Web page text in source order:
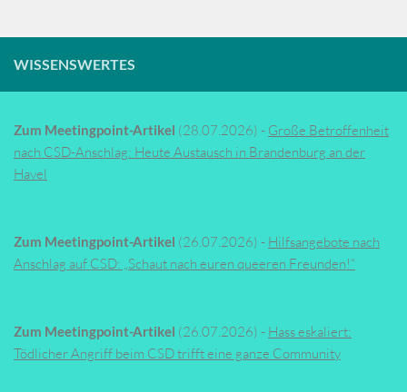
WISSENSWERTES
Zum Meetingpoint-Artikel (28.07.2026) - Große Betroffenheit
nach CSD-Anschlag: Heute Austausch in Brandenburg an der
Havel
Zum Meetingpoint-Artikel (26.07.2026) - Hilfsangebote nach
Anschlag auf CSD: „Schaut nach euren queeren Freunden!“
Zum Meetingpoint-Artikel (26.07.2026) - Hass eskaliert:
Tödlicher Angriff beim CSD trifft eine ganze Community